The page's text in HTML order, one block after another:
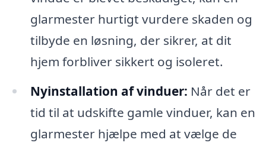
glarmester hurtigt vurdere skaden og
tilbyde en løsning, der sikrer, at dit
hjem forbliver sikkert og isoleret.
Nyinstallation af vinduer: Når det er
tid til at udskifte gamle vinduer, kan en
glarmester hjælpe med at vælge de